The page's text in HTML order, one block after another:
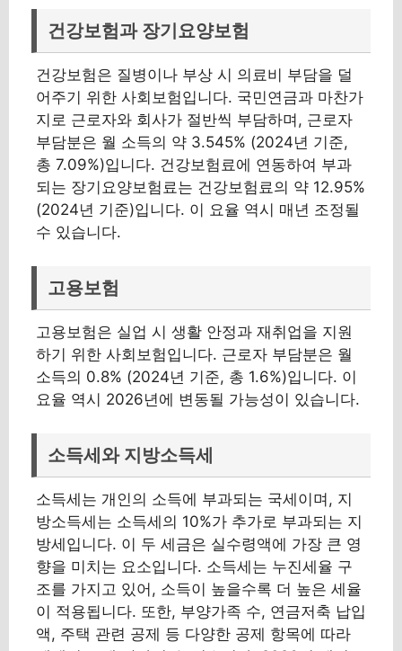
건강보험과 장기요양보험
건강보험은 질병이나 부상 시 의료비 부담을 덜
어주기 위한 사회보험입니다. 국민연금과 마찬가
지로 근로자와 회사가 절반씩 부담하며, 근로자
부담분은 월 소득의 약 3.545% (2024년 기준,
총 7.09%)입니다. 건강보험료에 연동하여 부과
되는 장기요양보험료는 건강보험료의 약 12.95%
(2024년 기준)입니다. 이 요율 역시 매년 조정될
수 있습니다.
고용보험
고용보험은 실업 시 생활 안정과 재취업을 지원
하기 위한 사회보험입니다. 근로자 부담분은 월
소득의 0.8% (2024년 기준, 총 1.6%)입니다. 이
요율 역시 2026년에 변동될 가능성이 있습니다.
소득세와 지방소득세
소득세는 개인의 소득에 부과되는 국세이며, 지
방소득세는 소득세의 10%가 추가로 부과되는 지
방세입니다. 이 두 세금은 실수령액에 가장 큰 영
향을 미치는 요소입니다. 소득세는 누진세율 구
조를 가지고 있어, 소득이 높을수록 더 높은 세율
이 적용됩니다. 또한, 부양가족 수, 연금저축 납입
액, 주택 관련 공제 등 다양한 공제 항목에 따라